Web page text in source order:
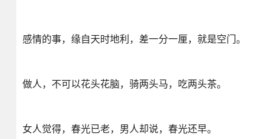
感情的事，缘自天时地利，差一分一厘，就是空门。
做人，不可以花头花脑，骑两头马，吃两头茶。
女人觉得，春光已老，男人却说，春光还早。